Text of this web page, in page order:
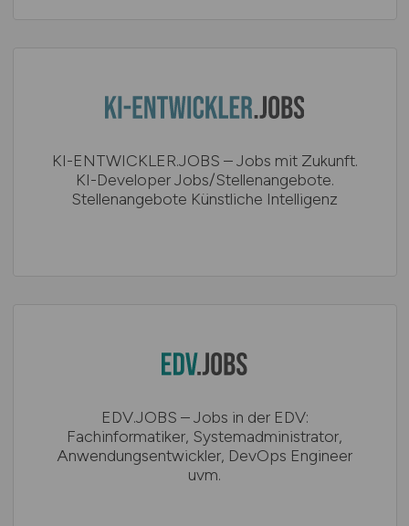
KI-ENTWICKLER.JOBS – Jobs mit Zukunft.
KI-Developer Jobs/Stellenangebote.
Stellenangebote Künstliche Intelligenz
EDV.JOBS – Jobs in der EDV:
Fachinformatiker, Systemadministrator,
Anwendungsentwickler, DevOps Engineer
uvm.